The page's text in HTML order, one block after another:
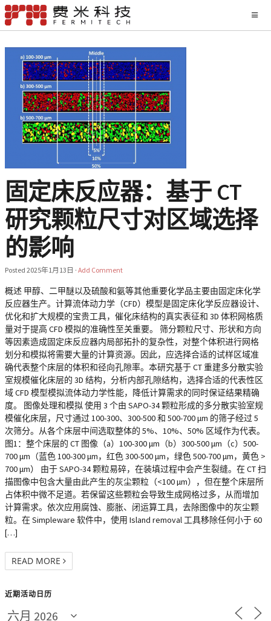
固定床反应器：基于 CT
研究颗粒尺寸对区域选择
的影响
Posted 2025年1月13日 · Add Comment
概述 甲醇、二甲醚以及硫酸和氨等其他重要化学品主要由固定床化学
反应器生产。计算流体动力学（CFD）模型是固定床化学反应器设计、
优化和扩大规模的宝贵工具，催化床结构的真实表征和 3D 体积网格质
量对于提高 CFD 模拟的准确性至关重要。 筛分颗粒尺寸、形状和方向
等因素造成固定床反应器内局部拓扑的复杂性，对整个体积进行网格
划分和模拟将需要大量的计算资源。因此，应选择合适的试样区域准
确代表整个床层的体积和径向孔隙率。本研究基于 CT 重建多分散实验
室规模催化床层的 3D 结构，分析内部孔隙结构，选择合适的代表性区
域 CFD 模型模拟流体动力学性能，降低计算需求的同时保证结果精确
度。 图像处理和模拟 使用 3 个由 SAPO-34 颗粒形成的多分散实验室规
模催化床层，尺寸通过 100-300、300-500 和 500-700 μm 的筛子经过 5
次筛分。从各个床层中间选取整体的 5%、10%、50% 区域作为代表。
图1：整个床层的 CT 图像（a）100-300 μm（b）300-500 μm（c）500-
700 μm（蓝色 100-300 μm，红色 300-500 μm，绿色 500-700 μm，黄色 >
700 μm） 由于 SAPO-34 颗粒易碎，在装填过程中会产生裂缝。在 CT 扫
描图像中包含大量由此产生的灰尘颗粒（<100 µm），但在整个床层所
占体积中微不足道。若保留这些颗粒会导致生成网格过多，从而增加
计算需求。依次应用腐蚀、膨胀、闭运算工具，去除图像中的灰尘颗
粒。在 Simpleware 软件中，使用 Island removal 工具移除任何小于 60
[…]
READ MORE
近期活动日历